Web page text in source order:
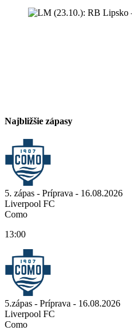
Najbližšie zápasy
5. zápas - Príprava - 16.08.2026
Liverpool FC
Como
13:00
5.zápas - Príprava - 16.08.2026
Liverpool FC
Como